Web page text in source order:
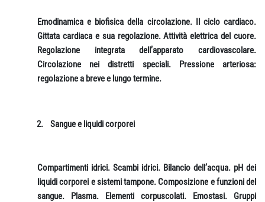
Emodinamica e biofisica della circolazione. Il ciclo cardiaco.
Gittata cardiaca e sua regolazione. Attività elettrica del cuore.
Regolazione integrata dell’apparato cardiovascolare.
Circolazione nei distretti speciali. Pressione arteriosa:
regolazione a breve e lungo termine.
2. Sangue e liquidi corporei
Compartimenti idrici. Scambi idrici. Bilancio dell’acqua. pH dei
liquidi corporei e sistemi tampone. Composizione e funzioni del
sangue. Plasma. Elementi corpuscolati. Emostasi. Gruppi